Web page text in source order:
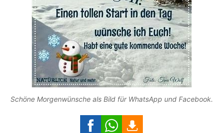
Schöne Morgenwünsche als Bild für WhatsApp und Facebook.